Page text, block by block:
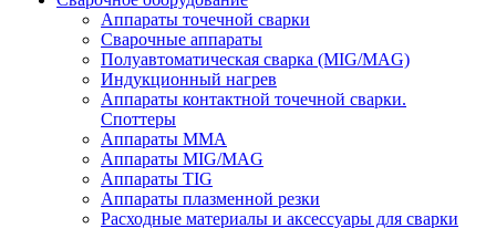
Аппараты точечной сварки
Сварочные аппараты
Полуавтоматическая сварка (MIG/MAG)
Индукционный нагрев
Аппараты контактной точечной сварки.
Споттеры
Аппараты MMA
Аппараты MIG/MAG
Аппараты TIG
Аппараты плазменной резки
Расходные материалы и аксессуары для сварки